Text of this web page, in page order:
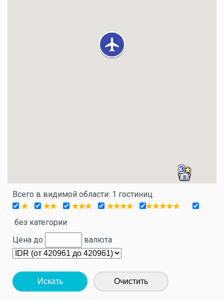
Всего в видимой области: 1 гостиниц.
без категории
Цена до
валюта
Искать Очистить